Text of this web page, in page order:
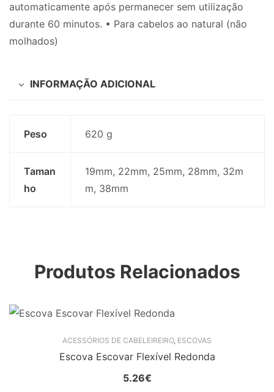
automaticamente após permanecer sem utilização
durante 60 minutos. • Para cabelos ao natural (não
molhados)
INFORMAÇÃO ADICIONAL
Peso 620 g
Taman
ho
19mm, 22mm, 25mm, 28mm, 32m
m, 38mm
Produtos Relacionados
ACESSÓRIOS DE CABELEIREIRO, ESCOVAS
Escova Escovar Flexível Redonda
5.26€